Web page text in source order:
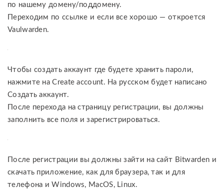
по нашему домену/поддомену.
Переходим по ссылке и если все хорошо — откроется
Vaulwarden.
Чтобы создать аккаунт где будете хранить пароли,
нажмите на Create account. На русском будет написано
Создать аккаунт.
После перехода на страницу регистрации, вы должны
заполнить все поля и зарегистрироваться.
После регистрации вы должны зайти на сайт Bitwarden и
скачать приложение, как для браузера, так и для
телефона и Windows, MacOS, Linux.